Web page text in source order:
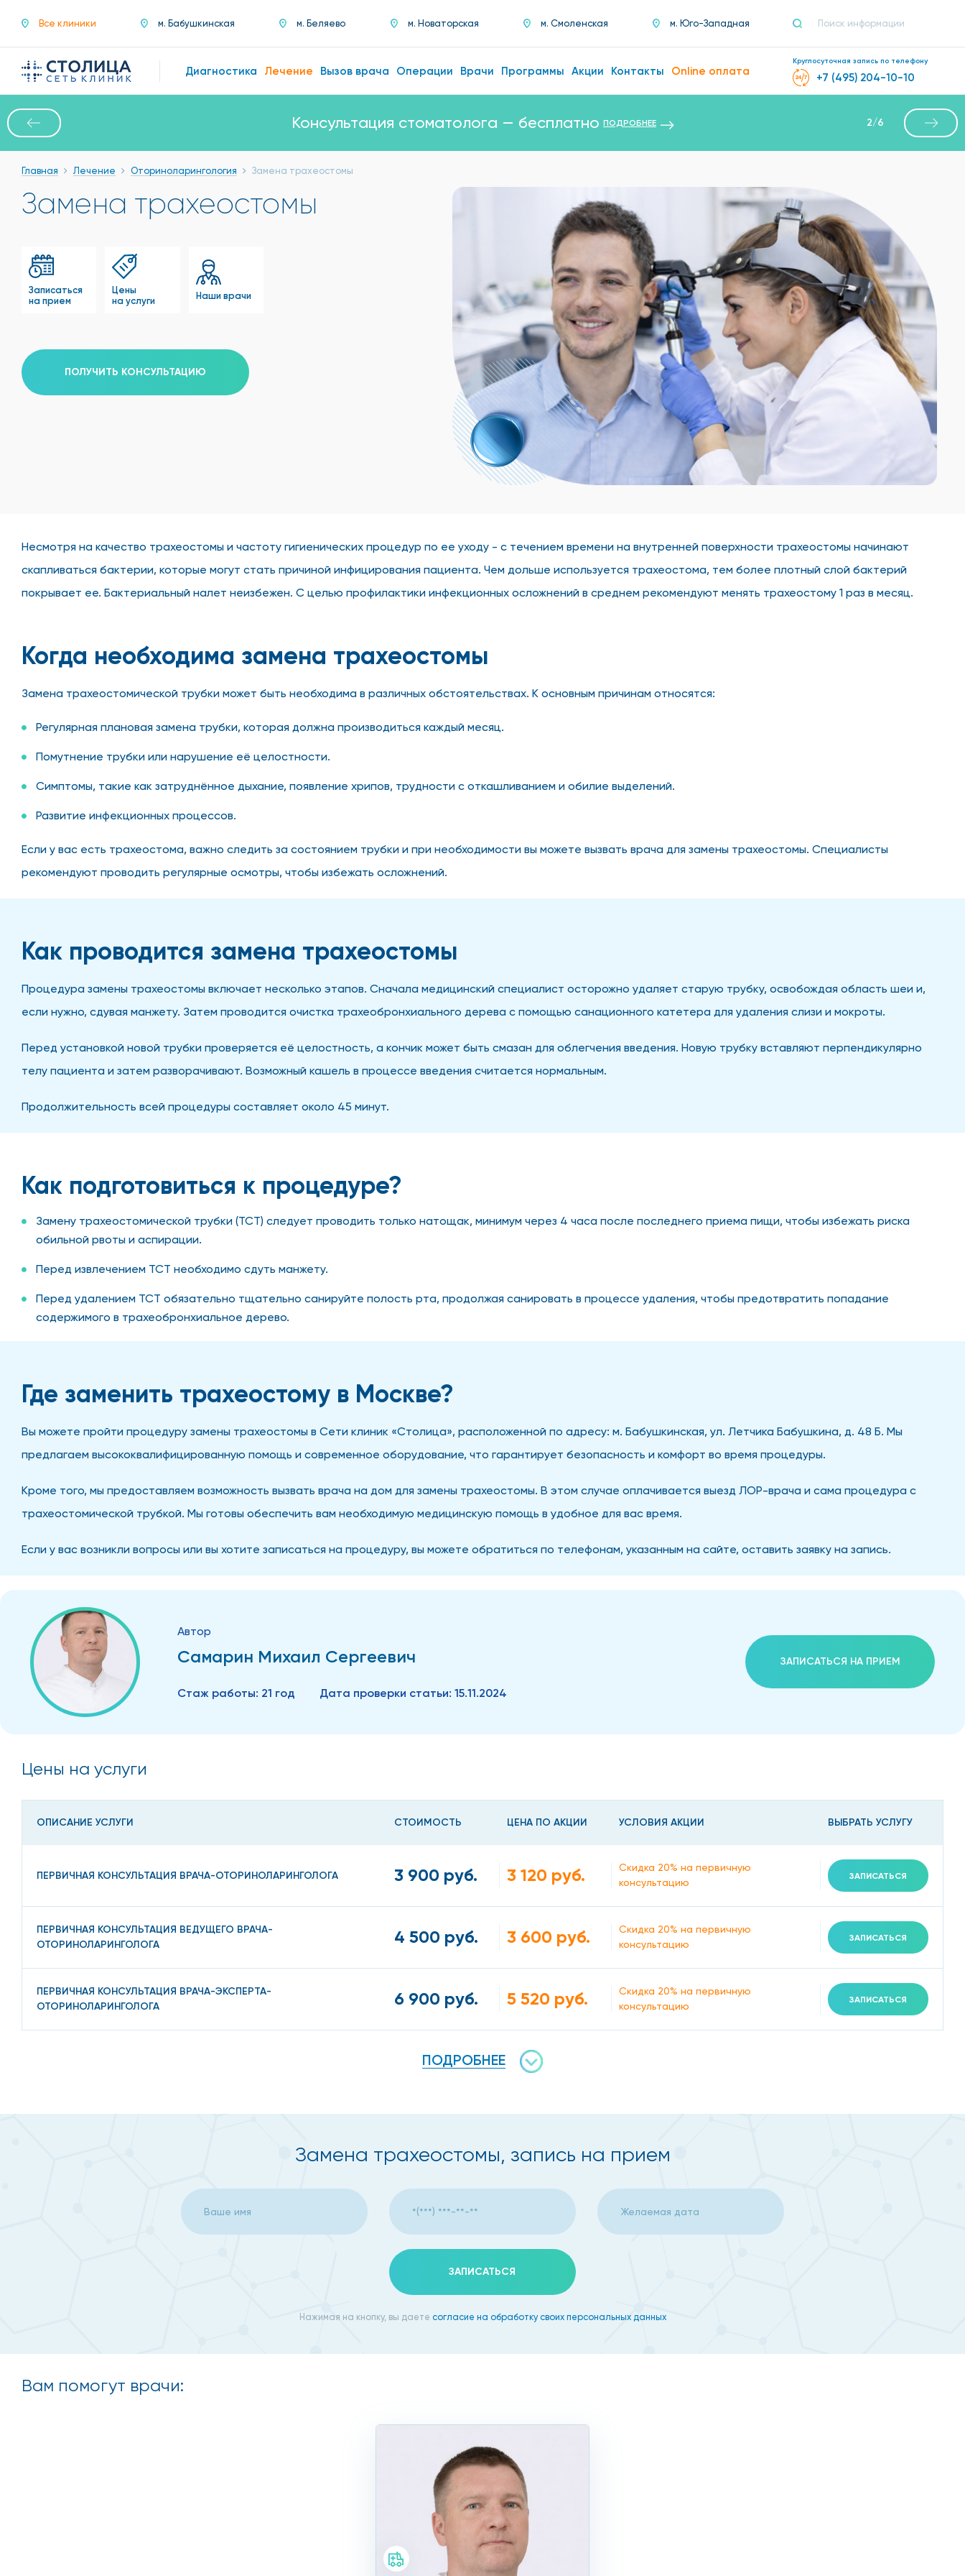
Все клиники м. Бабушкинская м. Беляево м. Новаторская м. Смоленская м. Юго-Западная
Диагностика Лечение Вызов врача Операции Врачи Программы Акции Контакты Online оплата
Круглосуточная запись по телефону
+7 (495) 204-10-10
Консультация стоматолога — бесплатно ПОДРОБНЕЕ 2/6
Главная Лечение Оториноларингология Замена трахеостомы
Замена трахеостомы
Записаться
на прием
Цены
на услуги
Наши врачи
ПОЛУЧИТЬ КОНСУЛЬТАЦИЮ
Несмотря на качество трахеостомы и частоту гигиенических процедур по ее уходу - с течением времени на внутренней поверхности трахеостомы начинают
скапливаться бактерии, которые могут стать причиной инфицирования пациента. Чем дольше используется трахеостома, тем более плотный слой бактерий
покрывает ее. Бактериальный налет неизбежен. С целью профилактики инфекционных осложнений в среднем рекомендуют менять трахеостому 1 раз в месяц.
Когда необходима замена трахеостомы
Замена трахеостомической трубки может быть необходима в различных обстоятельствах. К основным причинам относятся:
Регулярная плановая замена трубки, которая должна производиться каждый месяц.
Помутнение трубки или нарушение её целостности.
Симптомы, такие как затруднённое дыхание, появление хрипов, трудности с откашливанием и обилие выделений.
Развитие инфекционных процессов.
Если у вас есть трахеостома, важно следить за состоянием трубки и при необходимости вы можете вызвать врача для замены трахеостомы. Специалисты
рекомендуют проводить регулярные осмотры, чтобы избежать осложнений.
Как проводится замена трахеостомы
Процедура замены трахеостомы включает несколько этапов. Сначала медицинский специалист осторожно удаляет старую трубку, освобождая область шеи и,
если нужно, сдувая манжету. Затем проводится очистка трахеобронхиального дерева с помощью санационного катетера для удаления слизи и мокроты.
Перед установкой новой трубки проверяется её целостность, а кончик может быть смазан для облегчения введения. Новую трубку вставляют перпендикулярно
телу пациента и затем разворачивают. Возможный кашель в процессе введения считается нормальным.
Продолжительность всей процедуры составляет около 45 минут.
Как подготовиться к процедуре?
Замену трахеостомической трубки (ТСТ) следует проводить только натощак, минимум через 4 часа после последнего приема пищи, чтобы избежать риска
обильной рвоты и аспирации.
Перед извлечением ТСТ необходимо сдуть манжету.
Перед удалением ТСТ обязательно тщательно санируйте полость рта, продолжая санировать в процессе удаления, чтобы предотвратить попадание
содержимого в трахеобронхиальное дерево.
Где заменить трахеостому в Москве?
Вы можете пройти процедуру замены трахеостомы в Сети клиник «Столица», расположенной по адресу: м. Бабушкинская, ул. Летчика Бабушкина, д. 48 Б. Мы
предлагаем высококвалифицированную помощь и современное оборудование, что гарантирует безопасность и комфорт во время процедуры.
Кроме того, мы предоставляем возможность вызвать врача на дом для замены трахеостомы. В этом случае оплачивается выезд ЛОР-врача и сама процедура с
трахеостомической трубкой. Мы готовы обеспечить вам необходимую медицинскую помощь в удобное для вас время.
Если у вас возникли вопросы или вы хотите записаться на процедуру, вы можете обратиться по телефонам, указанным на сайте, оставить заявку на запись.
Автор
Самарин Михаил Сергеевич
Стаж работы: 21 год Дата проверки статьи: 15.11.2024
ЗАПИСАТЬСЯ НА ПРИЕМ
Цены на услуги
ОПИСАНИЕ УСЛУГИ СТОИМОСТЬ ЦЕНА ПО АКЦИИ УСЛОВИЯ АКЦИИ ВЫБРАТЬ УСЛУГУ
ПЕРВИЧНАЯ КОНСУЛЬТАЦИЯ ВРАЧА-ОТОРИНОЛАРИНГОЛОГА 3 900 руб. 3 120 руб.
Скидка 20% на первичную
консультацию
ЗАПИСАТЬСЯ
ПЕРВИЧНАЯ КОНСУЛЬТАЦИЯ ВЕДУЩЕГО ВРАЧА-
ОТОРИНОЛАРИНГОЛОГА
4 500 руб. 3 600 руб.
Скидка 20% на первичную
консультацию
ЗАПИСАТЬСЯ
ПЕРВИЧНАЯ КОНСУЛЬТАЦИЯ ВРАЧА-ЭКСПЕРТА-
ОТОРИНОЛАРИНГОЛОГА
6 900 руб. 5 520 руб.
Скидка 20% на первичную
консультацию
ЗАПИСАТЬСЯ
ПОДРОБНЕЕ
Замена трахеостомы, запись на прием
ЗАПИСАТЬСЯ
Нажимая на кнопку, вы даете согласие на обработку своих персональных данных
Вам помогут врачи: